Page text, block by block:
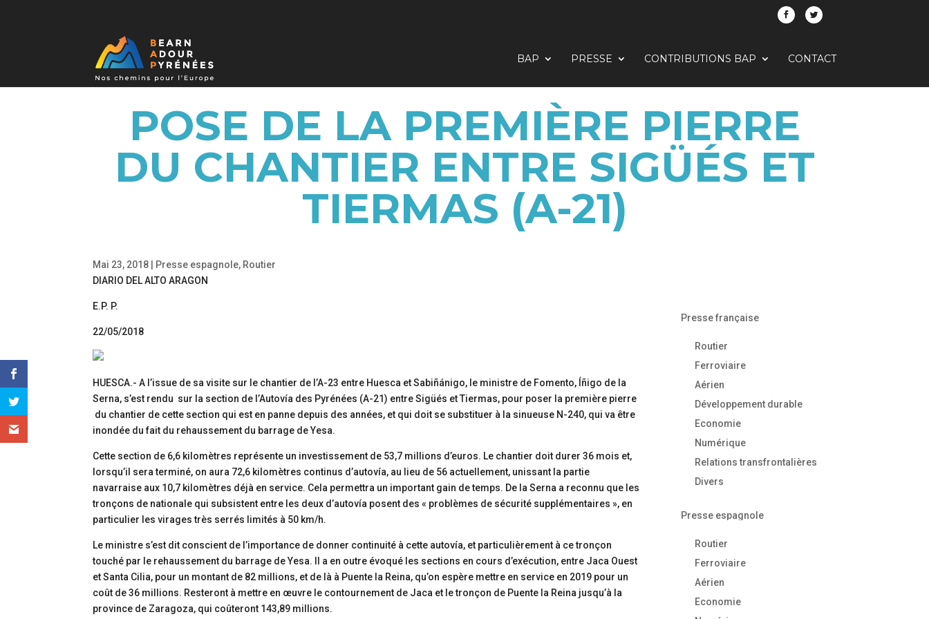
BAP PRESSE CONTRIBUTIONS BAP CONTACT
POSE DE LA PREMIÈRE PIERRE
DU CHANTIER ENTRE SIGÜÉS ET
TIERMAS (A-21)
Mai 23, 2018 Presse espagnole, Routier
DIARIO DEL ALTO ARAGON
E.P. P.
22/05/2018
HUESCA.- A l’issue de sa visite sur le chantier de l’A-23 entre Huesca et Sabiñánigo, le ministre de Fomento, Íñigo de la
Serna, s’est rendu sur la section de l’Autovía des Pyrénées (A-21) entre Sigüés et Tiermas, pour poser la première pierre
du chantier de cette section qui est en panne depuis des années, et qui doit se substituer à la sinueuse N-240, qui va être
inondée du fait du rehaussement du barrage de Yesa.
Cette section de 6,6 kilomètres représente un investissement de 53,7 millions d’euros. Le chantier doit durer 36 mois et,
lorsqu’il sera terminé, on aura 72,6 kilomètres continus d’autovía, au lieu de 56 actuellement, unissant la partie
navarraise aux 10,7 kilomètres déjà en service. Cela permettra un important gain de temps. De la Serna a reconnu que les
tronçons de nationale qui subsistent entre les deux d’autovía posent des « problèmes de sécurité supplémentaires », en
particulier les virages très serrés limités à 50 km/h.
Le ministre s’est dit conscient de l’importance de donner continuité à cette autovía, et particulièrement à ce tronçon
touché par le rehaussement du barrage de Yesa. Il a en outre évoqué les sections en cours d’exécution, entre Jaca Ouest
et Santa Cilia, pour un montant de 82 millions, et de là à Puente la Reina, qu’on espère mettre en service en 2019 pour un
coût de 36 millions. Resteront à mettre en œuvre le contournement de Jaca et le tronçon de Puente la Reina jusqu’à la
province de Zaragoza, qui coûteront 143,89 millions.
Presse française
Routier
Ferroviaire
Aérien
Développement durable
Economie
Numérique
Relations transfrontalières
Divers
Presse espagnole
Routier
Ferroviaire
Aérien
Economie